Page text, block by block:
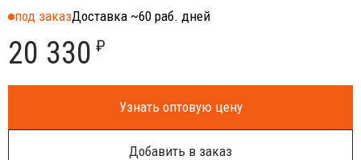
под заказДоставка ~60 раб. дней
20 330 ₽
Узнать оптовую цену
Добавить в заказ